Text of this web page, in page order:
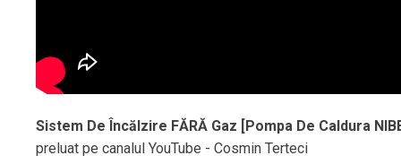
Sistem De Încălzire FĂRĂ Gaz [Pompa De Caldura
preluat pe canalul YouTube - Cosmin Terteci